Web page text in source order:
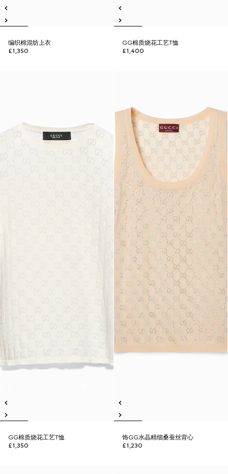
编织棉混纺上衣
£1,350
GG棉质烧花工艺T恤
£1,400
GG棉质烧花工艺T恤
£1,350
饰GG水晶精细桑蚕丝背心
£1,230